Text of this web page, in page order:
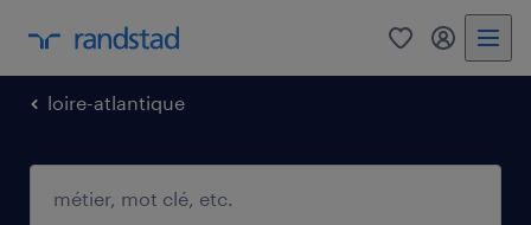
0 mon
loire-atlantique